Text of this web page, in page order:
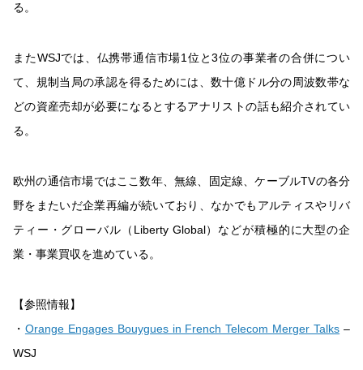
る。
またWSJでは、仏携帯通信市場1位と3位の事業者の合併につい
て、規制当局の承認を得るためには、数十億ドル分の周波数帯な
どの資産売却が必要になるとするアナリストの話も紹介されてい
る。
欧州の通信市場ではここ数年、無線、固定線、ケーブルTVの各分
野をまたいだ企業再編が続いており、なかでもアルティスやリバ
ティー・グローバル（Liberty Global）などが積極的に大型の企
業・事業買収を進めている。
【参照情報】
・ Orange Engages Bouygues in French Telecom Merger Talks –
WSJ